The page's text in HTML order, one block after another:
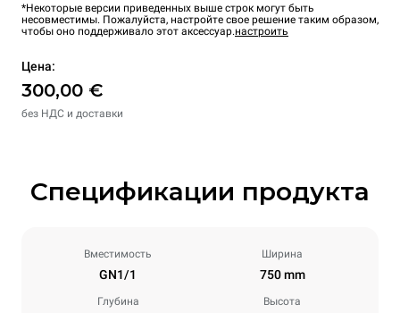
*Некоторые версии приведенных выше строк могут быть
несовместимы. Пожалуйста, настройте свое решение таким образом,
чтобы оно поддерживало этот аксессуар.настроить
Цена:
300,00 €
без НДС и доставки
Спецификации продукта
Вместимость
GN1/1
Ширина
750 mm
Глубина Высота